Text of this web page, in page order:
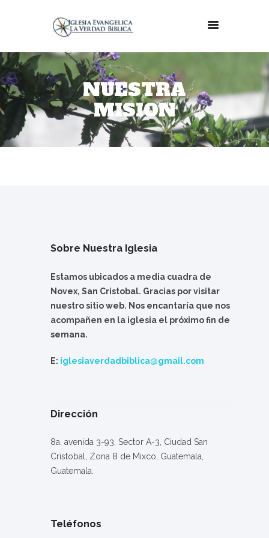
NUESTRA
MISION
Sobre Nuestra Iglesia
Estamos ubicados a media cuadra de
Novex, San Cristobal. Gracias por visitar
nuestro sitio web. Nos encantaría que nos
acompañen en la iglesia el próximo fin de
semana.
E: iglesiaverdadbiblica@gmail.com
Dirección
8a. avenida 3-93, Sector A-3, Ciudad San
Cristobal, Zona 8 de Mixco, Guatemala,
Guatemala.
Teléfonos